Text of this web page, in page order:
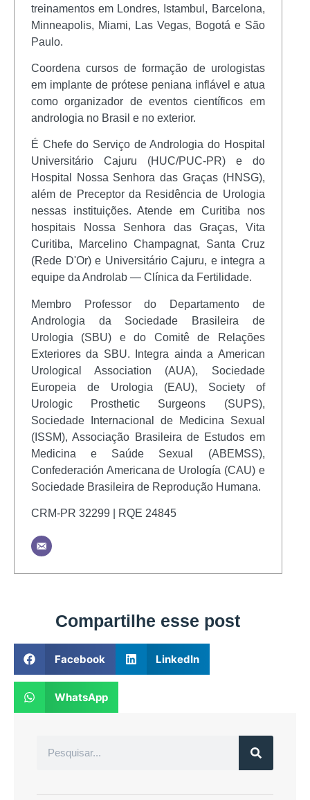
treinamentos em Londres, Istambul, Barcelona,
Minneapolis, Miami, Las Vegas, Bogotá e São
Paulo.
Coordena cursos de formação de urologistas
em implante de prótese peniana inflável e atua
como organizador de eventos científicos em
andrologia no Brasil e no exterior.
É Chefe do Serviço de Andrologia do Hospital
Universitário Cajuru (HUC/PUC-PR) e do
Hospital Nossa Senhora das Graças (HNSG),
além de Preceptor da Residência de Urologia
nessas instituições. Atende em Curitiba nos
hospitais Nossa Senhora das Graças, Vita
Curitiba, Marcelino Champagnat, Santa Cruz
(Rede D'Or) e Universitário Cajuru, e integra a
equipe da Androlab — Clínica da Fertilidade.
Membro Professor do Departamento de
Andrologia da Sociedade Brasileira de
Urologia (SBU) e do Comitê de Relações
Exteriores da SBU. Integra ainda a American
Urological Association (AUA), Sociedade
Europeia de Urologia (EAU), Society of
Urologic Prosthetic Surgeons (SUPS),
Sociedade Internacional de Medicina Sexual
(ISSM), Associação Brasileira de Estudos em
Medicina e Saúde Sexual (ABEMSS),
Confederación Americana de Urología (CAU) e
Sociedade Brasileira de Reprodução Humana.
CRM-PR 32299 | RQE 24845
Compartilhe esse post
Facebook LinkedIn
WhatsApp